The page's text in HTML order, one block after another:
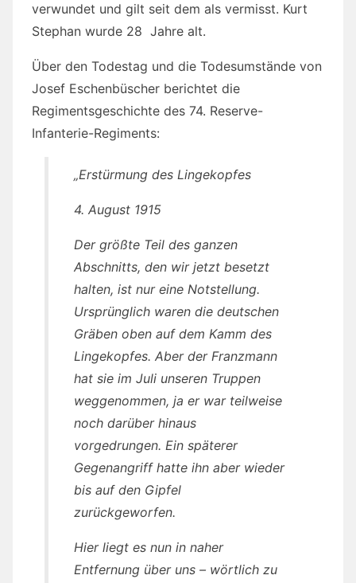
verwundet und gilt seit dem als vermisst. Kurt
Stephan wurde 28 Jahre alt.
Über den Todestag und die Todesumstände von
Josef Eschenbüscher berichtet die
Regimentsgeschichte des 74. Reserve-
Infanterie-Regiments:
„Erstürmung des Lingekopfes
4. August 1915
Der größte Teil des ganzen
Abschnitts, den wir jetzt besetzt
halten, ist nur eine Notstellung.
Ursprünglich waren die deutschen
Gräben oben auf dem Kamm des
Lingekopfes. Aber der Franzmann
hat sie im Juli unseren Truppen
weggenommen, ja er war teilweise
noch darüber hinaus
vorgedrungen. Ein späterer
Gegenangriff hatte ihn aber wieder
bis auf den Gipfel
zurückgeworfen.
Hier liegt es nun in naher
Entfernung über uns – wörtlich zu